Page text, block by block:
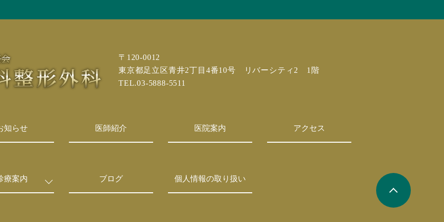
〒120-0012
東京都足立区青井2丁目4番10号 リバーシティ2 1階
TEL.03-5888-5511
知らせ 医師紹介 医院案内 アクセス
療案内 ブログ 個人情報の取り扱い